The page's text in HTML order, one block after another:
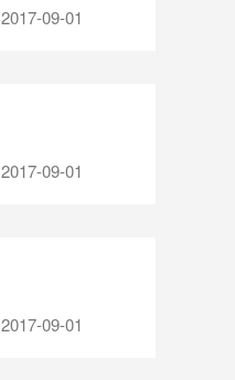
2017-09-01
2017-09-01
2017-09-01